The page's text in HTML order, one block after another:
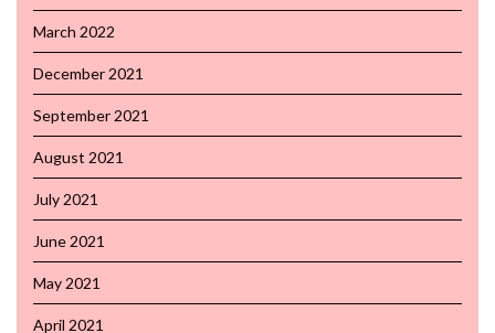
March 2022
December 2021
September 2021
August 2021
July 2021
June 2021
May 2021
April 2021